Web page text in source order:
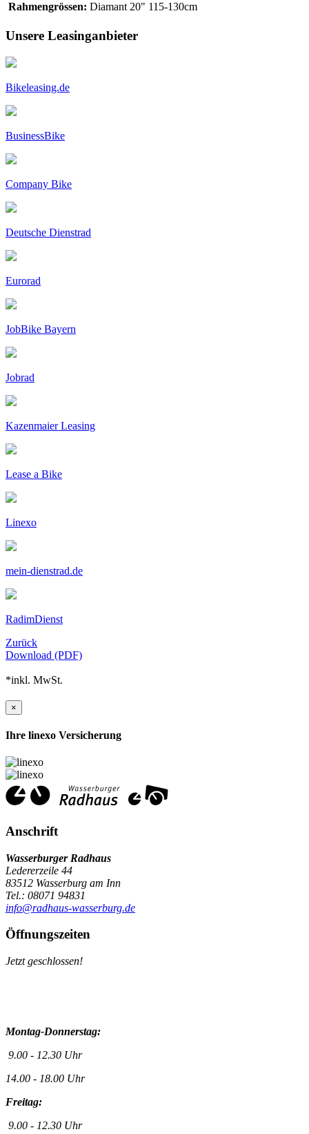
Rahmengrössen: Diamant 20" 115-130cm
Unsere Leasinganbieter
Bikeleasing.de
BusinessBike
Company Bike
Deutsche Dienstrad
Eurorad
JobBike Bayern
Jobrad
Kazenmaier Leasing
Lease a Bike
Linexo
mein-dienstrad.de
RadimDienst
Zurück
Download (PDF)
*inkl. MwSt.
×
Ihre linexo Versicherung
Anschrift
Wasserburger Radhaus
Ledererzeile 44
83512 Wasserburg am Inn
Tel.: 08071 94831
info@radhaus-wasserburg.de
Öffnungszeiten
Jetzt geschlossen!
Montag-Donnerstag:
9.00 - 12.30 Uhr
14.00 - 18.00 Uhr
Freitag:
9.00 - 12.30 Uhr